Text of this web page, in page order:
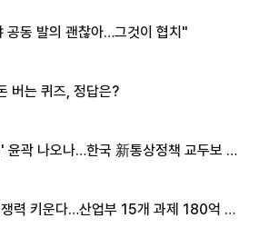
동 발의 괜찮아…그것이 협치"
버는 퀴즈, 정답은?
윤곽 나오나…한국 新통상정책 교두보 활
력 키운다…산업부 15개 과제 180억 지